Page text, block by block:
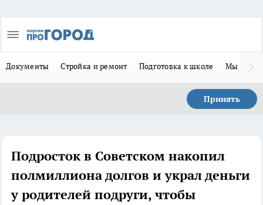
Документы Стройка и ремонт Подготовка к школе Мы в MAX
Принять
Подросток в Советском накопил
полмиллиона долгов и украл деньги
у родителей подруги, чтобы